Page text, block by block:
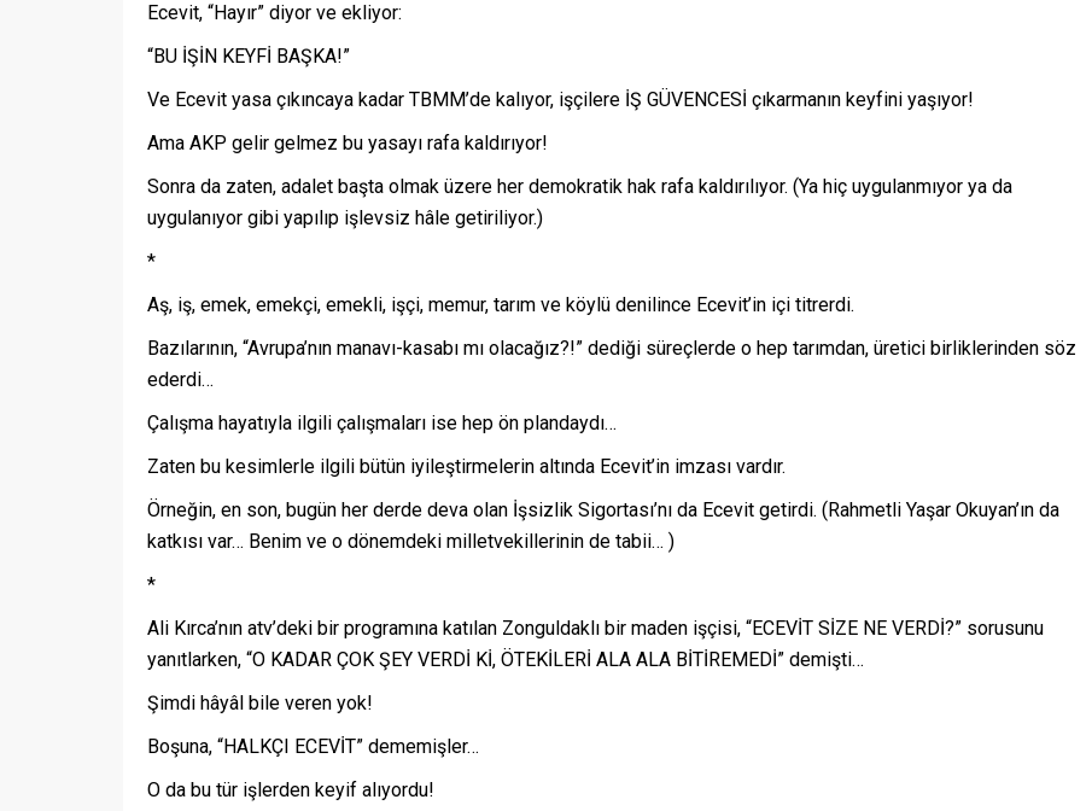
Ecevit, “Hayır” diyor ve ekliyor:
“BU İŞİN KEYFİ BAŞKA!”
Ve Ecevit yasa çıkıncaya kadar TBMM’de kalıyor, işçilere İŞ GÜVENCESİ çıkarmanın keyfini yaşıyor!
Ama AKP gelir gelmez bu yasayı rafa kaldırıyor!
Sonra da zaten, adalet başta olmak üzere her demokratik hak rafa kaldırılıyor. (Ya hiç uygulanmıyor ya da
uygulanıyor gibi yapılıp işlevsiz hâle getiriliyor.)
*
Aş, iş, emek, emekçi, emekli, işçi, memur, tarım ve köylü denilince Ecevit’in içi titrerdi.
Bazılarının, “Avrupa’nın manavı-kasabı mı olacağız?!” dediği süreçlerde o hep tarımdan, üretici birliklerinden söz
ederdi…
Çalışma hayatıyla ilgili çalışmaları ise hep ön plandaydı…
Zaten bu kesimlerle ilgili bütün iyileştirmelerin altında Ecevit’in imzası vardır.
Örneğin, en son, bugün her derde deva olan İşsizlik Sigortası’nı da Ecevit getirdi. (Rahmetli Yaşar Okuyan’ın da
katkısı var… Benim ve o dönemdeki milletvekillerinin de tabii… )
*
Ali Kırca’nın atv’deki bir programına katılan Zonguldaklı bir maden işçisi, “ECEVİT SİZE NE VERDİ?” sorusunu
yanıtlarken, “O KADAR ÇOK ŞEY VERDİ Kİ, ÖTEKİLERİ ALA ALA BİTİREMEDİ” demişti…
Şimdi hâyâl bile veren yok!
Boşuna, “HALKÇI ECEVİT” dememişler…
O da bu tür işlerden keyif alıyordu!